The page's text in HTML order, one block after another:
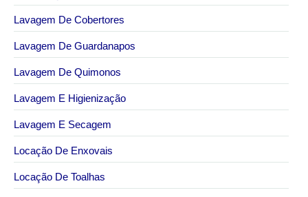
Lavagem De Cobertores
Lavagem De Guardanapos
Lavagem De Quimonos
Lavagem E Higienização
Lavagem E Secagem
Locação De Enxovais
Locação De Toalhas